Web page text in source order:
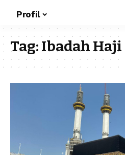
Profil
Tag:Ibadah Haji